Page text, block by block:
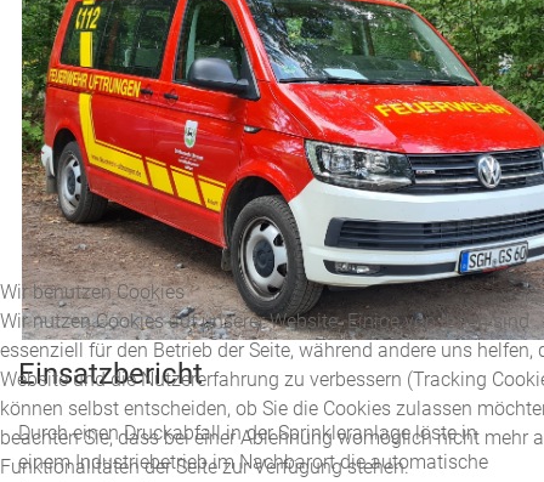
Einsatzbericht
Durch einen Druckabfall in der Sprinkleranlage löste in
einem Industriebetrieb im Nachbarort die automatische
Wir benutzen Cookies
Wir nutzen Cookies auf unserer Website. Einige von ihnen sind
essenziell für den Betrieb der Seite, während andere uns helfen,
Website und die Nutzererfahrung zu verbessern (Tracking
können selbst entscheiden, ob Sie die Cookies zulassen
beachten Sie, dass bei einer Ablehnung womöglich nicht mehr
Funktionalitäten der Seite zur Verfügung stehen.